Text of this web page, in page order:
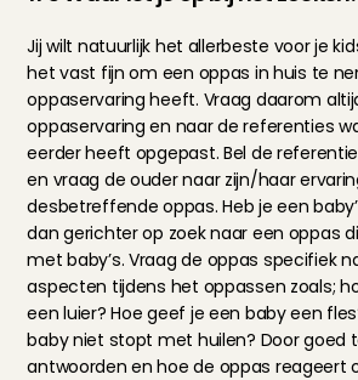
Jij wilt natuurlijk het allerbeste voor je
het vast fijn om een oppas in huis te
oppaservaring heeft. Vraag daarom
oppaservaring en naar de referenties
eerder heeft opgepast. Bel de
en vraag de ouder naar zijn/haar
desbetreffende oppas. Heb je een
dan gerichter op zoek naar een oppas
met baby’s. Vraag de oppas specifiek
aspecten tijdens het oppassen zoals;
een luier? Hoe geef je een baby een
baby niet stopt met huilen? Door goed
antwoorden en hoe de oppas reageert